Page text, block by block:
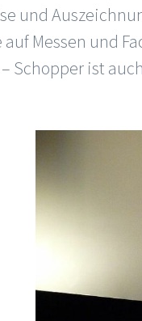
und
Messen und
Schopper ist auch